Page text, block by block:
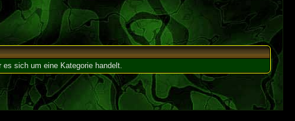
sich um eine Kategorie handelt.